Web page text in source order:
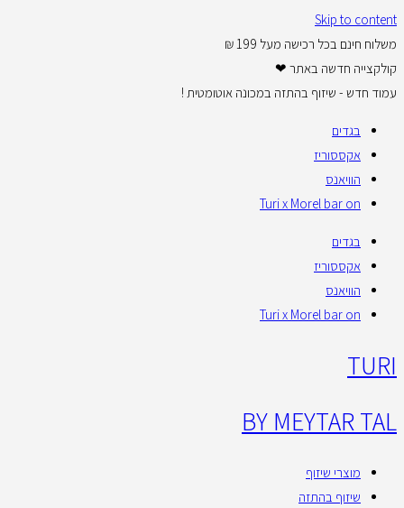
Skip to content
משלוח חינם בכל רכישה מעל 199 ₪
קולקצייה חדשה באתר ❤
עמוד חדש - שיזוף בהתזה במכונה אוטומטית !
בגדים
אקססוריז
הוויאנס
Turi x Morel bar on
בגדים
אקססוריז
הוויאנס
Turi x Morel bar on
TURI
BY MEYTAR TAL
מוצרי שיזוף
שיזוף בהתזה